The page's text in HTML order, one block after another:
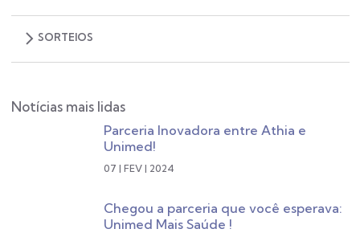
SORTEIOS
Notícias mais lidas
07 | FEV | 2024
Parceria Inovadora entre Athia e
Unimed!
Chegou a parceria que você esperava:
Unimed Mais Saúde !